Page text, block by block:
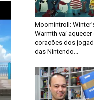
Moomintroll:
Warmth vai aquecer
corações dos
das Nintendo...